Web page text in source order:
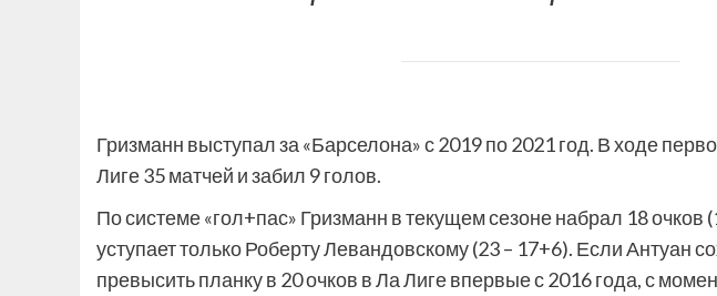
Гризманн выступал за «Барселона» с 2019 по 2021 год. В ходе
Лиге 35 матчей и забил 9 голов.
По системе «гол+пас» Гризманн в текущем сезоне набрал 18 очков
уступает только Роберту Левандовскому (23 – 17+6). Если Антуан
превысить планку в 20 очков в Ла Лиге впервые с 2016 года, с